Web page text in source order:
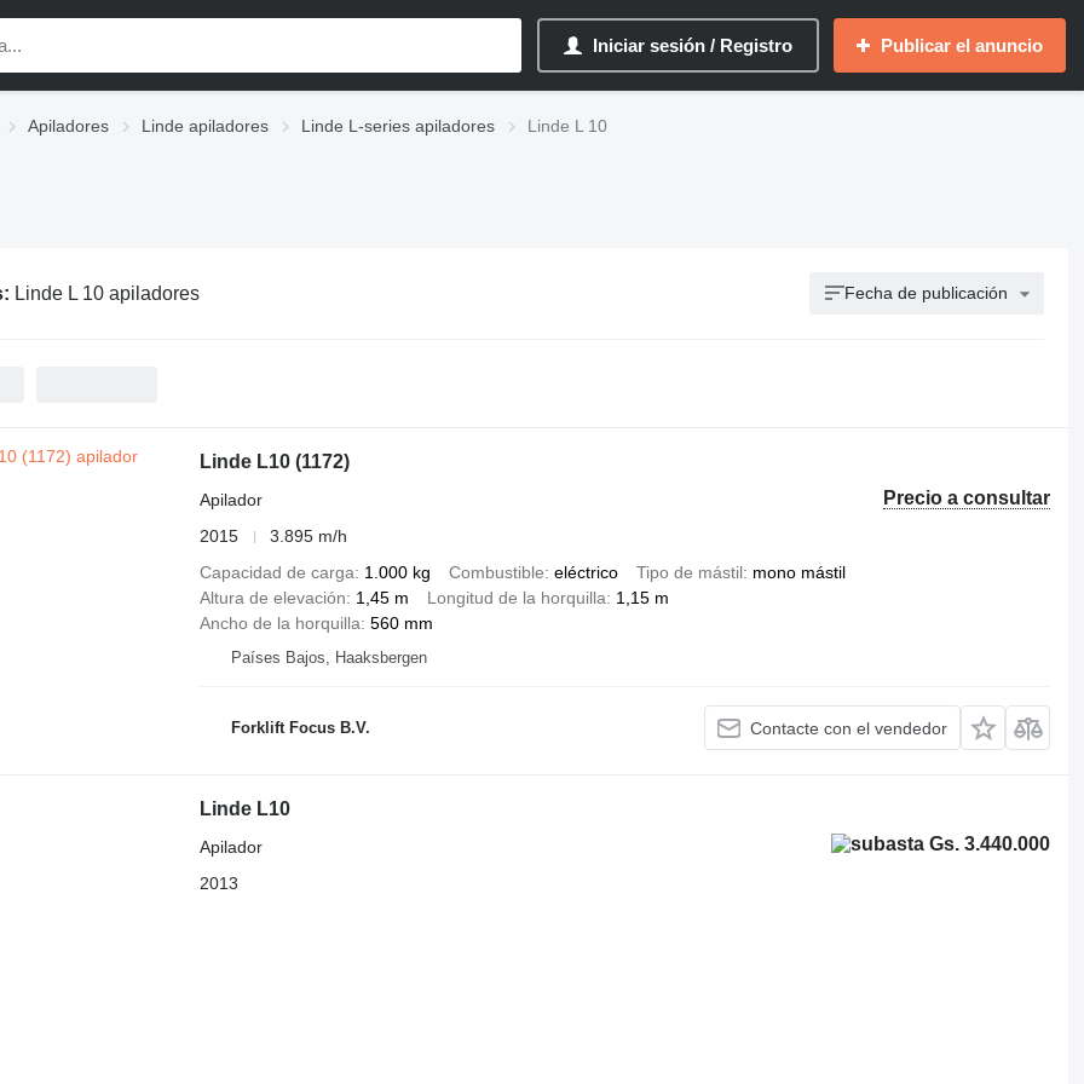
Iniciar sesión / Registro Publicar el anuncio
Apiladores Linde apiladores Linde L-series apiladores Linde L 10
Linde L 10 apiladores Fecha de publicación
Linde L10 (1172)
Precio a consultar
Apilador
2015
3.895 m/h
Capacidad de carga
1.000 kg Combustible eléctrico Tipo de mástil mono mástil
Altura de elevación
1,45 m Longitud de la horquilla
1,15 m
Ancho de la horquilla 560 mm
Países Bajos, Haaksbergen
Forklift Focus B.V. Contacte con el vendedor
Linde L10
Gs. 3.440.000
Apilador
2013